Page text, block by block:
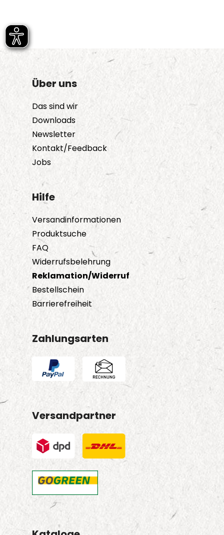
Über uns
Das sind wir
Downloads
Newsletter
Kontakt/Feedback
Jobs
Hilfe
Versandinformationen
Produktsuche
FAQ
Widerrufsbelehrung
Reklamation/Widerruf
Bestellschein
Barrierefreiheit
Zahlungsarten
Versandpartner